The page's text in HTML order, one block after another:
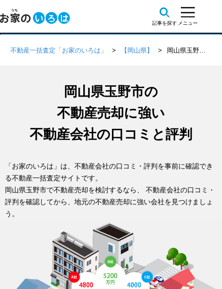
不動産一括査定「お家のいろは」 【岡山県】 岡山県玉野市の不動産会社 口コミ・評判一覧
岡山県玉野市の
不動産売却に強い
不動産会社の口コミと評判
「お家のいろは」は、不動産会社の口コミ・評判を事前に確認でき
る不動産一括査定サイトです。
岡山県玉野市で不動産売却を検討するなら、 不動産会社の口コミ・
評判を確認してから、地元の不動産売却に強い会社を見つけましょ
う。